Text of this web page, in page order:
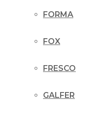
FORMA
FOX
FRESCO
GALFER